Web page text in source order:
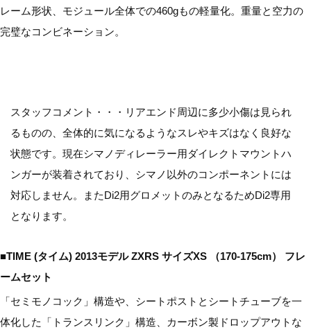
レーム形状、モジュール全体での460gもの軽量化。重量と空力の
完璧なコンビネーション。
スタッフコメント・・・リアエンド周辺に多少小傷は見られ
るものの、全体的に気になるようなスレやキズはなく良好な
状態です。現在シマノディレーラー用ダイレクトマウントハ
ンガーが装着されており、シマノ以外のコンポーネントには
対応しません。またDi2用グロメットのみとなるためDi2専用
となります。
■TIME (タイム) 2013モデル ZXRS サイズXS （170-175cm） フレ
ームセット
「セミモノコック」構造や、シートポストとシートチューブを一
体化した「トランスリンク」構造、カーボン製ドロップアウトな